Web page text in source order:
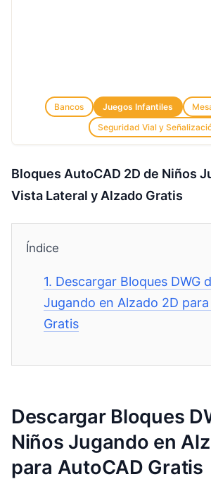
Bancos Juegos Infantiles
Seguridad Vial y
Bloques AutoCAD 2D de Niños
Vista Lateral y Alzado Gratis
Índice
1. Descargar Bloques DWG
Jugando en Alzado 2D
Gratis
Descargar Bloques
Niños Jugando en
para AutoCAD Gratis